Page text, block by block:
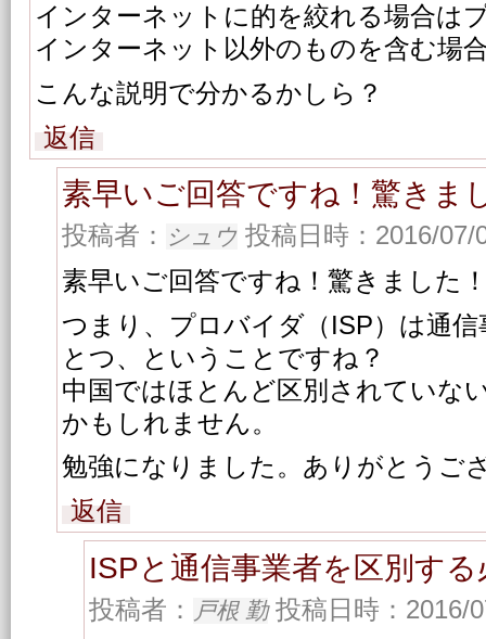
インターネットに的を絞れる場合は
インターネット以外のものを含む場
こんな説明で分かるかしら？
返信
素早いご回答ですね！驚きま
投稿者： シュウ 投稿日時：2016/07/
素早いご回答ですね！驚きました
つまり、プロバイダ（ISP）は通
とつ、ということですね？
中国ではほとんど区別されていな
かもしれません。
勉強になりました。ありがとうご
返信
ISPと通信事業者を区別す
投稿者： 戸根 勤投稿日時：2016/